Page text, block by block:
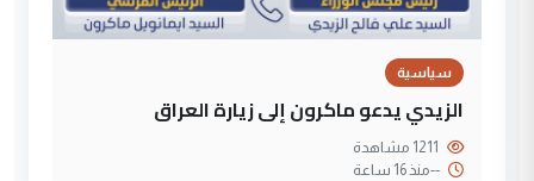
سياسية
الزيدي يدعو ماكرون إلى زيارة العراق
--منذ 16 ساعة